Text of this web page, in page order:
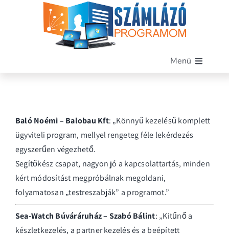
Menü
Funkciók
Miért mi?
Blog
Kapcsolat
Demó letöltése
Baló Noémi – Balobau Kft: „Könnyű kezelésű komplett
ügyviteli program, mellyel rengeteg féle lekérdezés
egyszerűen végezhető.
Segítőkész csapat, nagyon jó a kapcsolattartás, minden
kért módosítást megpróbálnak megoldani,
folyamatosan „testreszabják” a programot.”
Sea-Watch Búváráruház – Szabó Bálint: „Kitűnő a
készletkezelés, a partner kezelés és a beépített